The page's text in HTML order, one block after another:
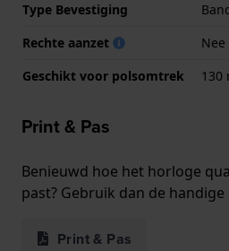
Type Bevestiging
Rechte aanzet
Nee
Geschikt voor polsomtrek
130
Print & Pas
Benieuwd hoe het horloge
past? Gebruik dan de
Print & Pas